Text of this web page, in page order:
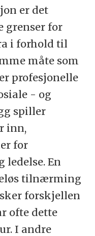
er det
grenser for
i forhold til
måte som
profesjonelle
- og
spiller
inn,
for
ledelse. En
tilnærming
forskjellen
ofte dette
I andre